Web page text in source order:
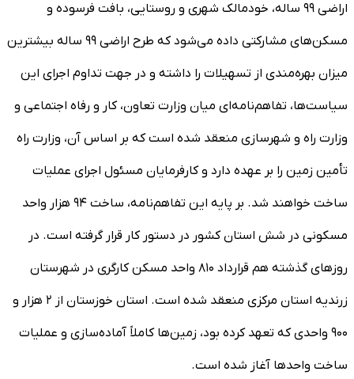
اراضی ۹۹ ساله، خودمالک شهری و روستایی، بافت فرسوده و
مسکن‌های مشارکتی داده می‌شود که طرح اراضی ۹۹ ساله بیشترین
میزان بهره‌مندی از تسهیلات را داشته و در جهت تداوم اجرای این
سیاست‌ها، تفاهم‌نامه‌ای میان وزارت تعاون، کار و رفاه اجتماعی و
وزارت راه و شهرسازی منعقد شده است که بر اساس آن، وزارت راه
تأمین زمین را بر عهده دارد و کارفرمایان مسئول اجرای عملیات
ساخت خواهند شد. بر پایه این تفاهم‌نامه، ساخت ۹۴ هزار واحد
مسکونی در شش استان کشور در دستور کار قرار گرفته است. در
روز‌های گذشته هم قرارداد ۸۱۰ واحد مسکن کارگری در شهرستان
زرندیه استان مرکزی منعقد شده است. استان خوزستان از ۲ هزار و
۹۰۰ واحدی که تعهد کرده بود، زمین‌ها کاملاً آماده‌سازی و عملیات
ساخت واحد‌ها آغاز شده است.